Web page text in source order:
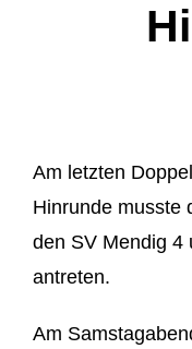
Am letzten
Hinrunde musste
den SV Mendig 4
antreten.
Am